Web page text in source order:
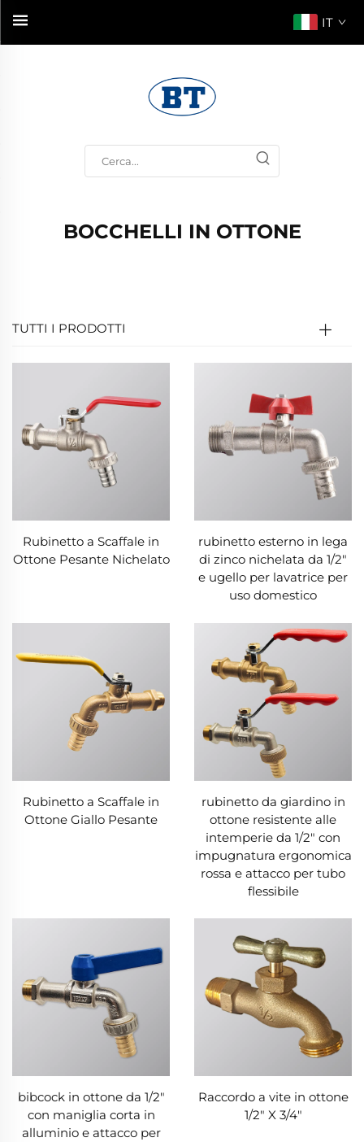
IT
BOCCHELLI IN OTTONE
TUTTI I PRODOTTI
Rubinetto a Scaffale in
Ottone Pesante Nichelato
rubinetto esterno in lega
di zinco nichelata da 1/2"
e ugello per lavatrice per
uso domestico
Rubinetto a Scaffale in
Ottone Giallo Pesante
rubinetto da giardino in
ottone resistente alle
intemperie da 1/2" con
impugnatura ergonomica
rossa e attacco per tubo
flessibile
bibcock in ottone da 1/2"
con maniglia corta in
alluminio e attacco per
Raccordo a vite in ottone
1/2" X 3/4"